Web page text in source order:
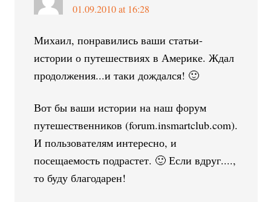
01.09.2010 at 16:28
Михаил, понравились ваши статьи-
истории о путешествиях в Америке. Ждал
продолжения...и таки дождался! 🙂
Вот бы ваши истории на наш форум
путешественников (forum.insmartclub.com).
И пользователям интересно, и
посещаемость подрастет. 🙂 Если вдруг....,
то буду благодарен!